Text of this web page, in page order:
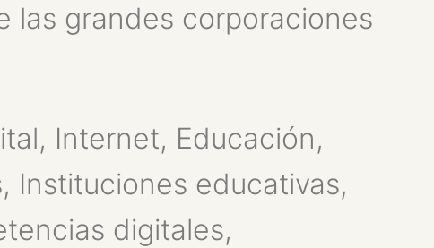
las grandes corporaciones
Internet, Educación,
Instituciones educativas,
digitales,